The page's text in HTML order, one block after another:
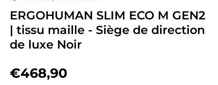
ERGOHUMAN SLIM ECO M GEN2
| tissu maille - Siège de direction
de luxe Noir
Prix habituel
€468,90